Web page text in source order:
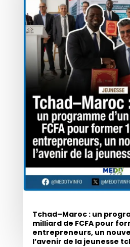
Tchad–Maroc : un
milliard de FCFA pour
entrepreneurs, un
l’avenir de la jeunesse